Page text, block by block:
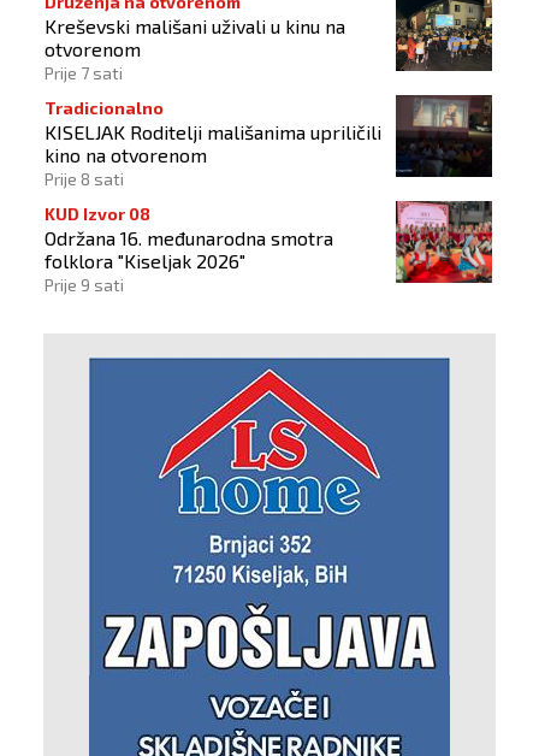
Kreševski mališani uživali u kinu na
otvorenom
Prije 7 sati
Tradicionalno
KISELJAK Roditelji mališanima upriličili
kino na otvorenom
Prije 8 sati
KUD Izvor 08
Održana 16. međunarodna smotra
folklora "Kiseljak 2026"
Prije 9 sati